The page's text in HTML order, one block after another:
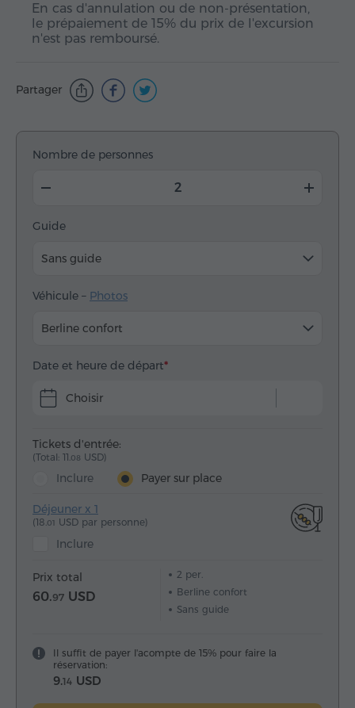
En cas d'annulation ou de non-présentation,
le prépaiement de 15% du prix de l'excursion
n'est pas remboursé.
Partager
Nombre de personnes
Guide
Sans guide
Véhicule – Photos
Berline confort
Date et heure de départ
Choisir
Tickets d'entrée:
(Total: 11.08 USD)
Inclure Payer sur place
Déjeuner x 1
(18.01 USD par personne)
Inclure
Prix total
60.97 USD
2per.
Berline confort
Sans guide
Il suffit de payer l'acompte de 15% pour faire la
réservation:
9.14 USD